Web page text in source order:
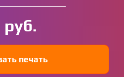
печать